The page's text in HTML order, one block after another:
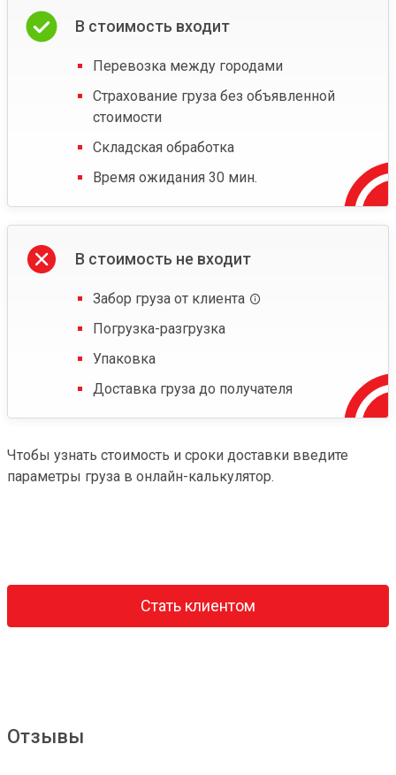
В стоимость входит
Перевозка между городами
Страхование груза без объявленной
стоимости
Складская обработка
Время ожидания 30 мин.
В стоимость не входит
Забор груза от клиента
Погрузка-разгрузка
Упаковка
Доставка груза до получателя
Чтобы узнать стоимость и сроки доставки введите
параметры груза в онлайн-калькулятор.
Стать клиентом
Отзывы